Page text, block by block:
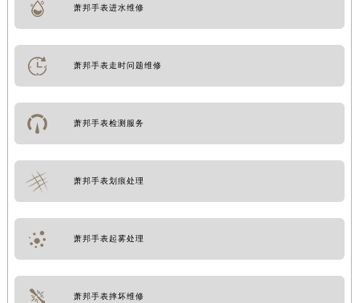
萧邦手表进水维修
萧邦手表走时问题维修
萧邦手表检测服务
萧邦手表划痕处理
萧邦手表起雾处理
萧邦手表摔坏维修